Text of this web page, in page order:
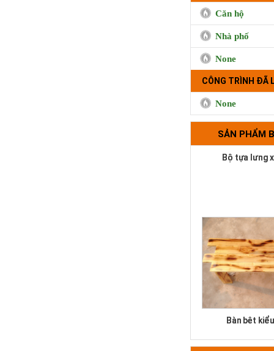
Căn hộ
Nhà phố
None
CÔNG TRÌNH ĐÃ
None
SẢN PHẨM
Bộ tựa lưng